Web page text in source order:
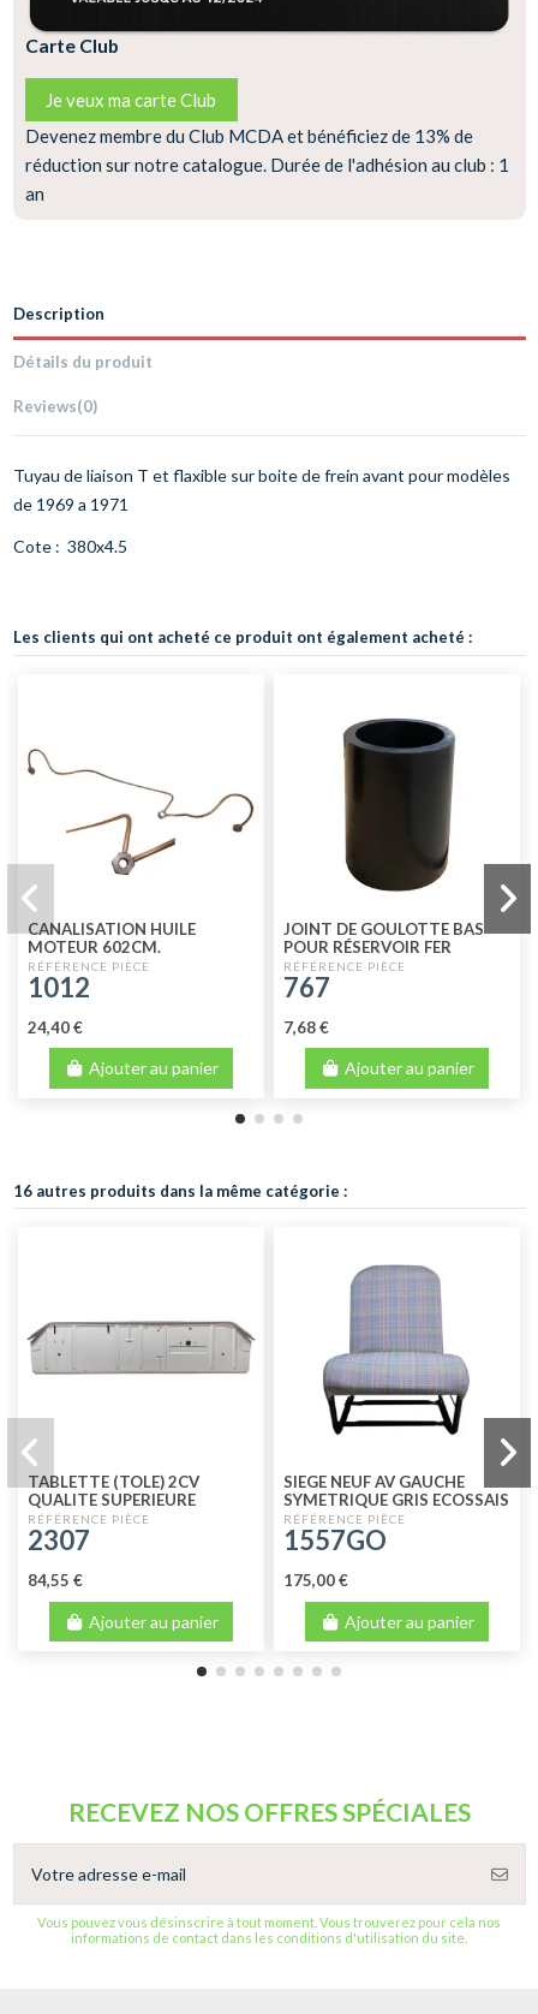
Carte Club
Je veux ma carte Club
Devenez membre du Club MCDA et bénéficiez de 13% de
réduction sur notre catalogue. Durée de l'adhésion au club : 1
an
Description
Détails du produit
Reviews(0)
Tuyau de liaison T et flaxible sur boite de frein avant pour modèles
de 1969 a 1971
Cote : 380x4.5
Les clients qui ont acheté ce produit ont également acheté :
CANALISATION HUILE
MOTEUR 602CM.
1012
24,40 €
Ajouter au panier
JOINT DE GOULOTTE BAS
POUR RÉSERVOIR FER
767
7,68 €
Ajouter au panier
16 autres produits dans la même catégorie :
TABLETTE (TOLE) 2CV
QUALITE SUPERIEURE
2307
84,55 €
Ajouter au panier
SIEGE NEUF AV GAUCHE
SYMETRIQUE GRIS ECOSSAIS
1557GO
175,00 €
Ajouter au panier
RECEVEZ NOS OFFRES SPÉCIALES
Vous pouvez vous désinscrire à tout moment. Vous trouverez pour cela nos
informations de contact dans les conditions d'utilisation du site.